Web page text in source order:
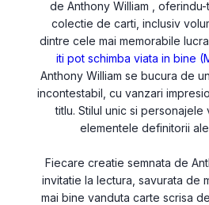
de Anthony William ,
colectie de carti, inclusiv
dintre cele mai memorabile
iti pot schimba viata in bine
Anthony William se bucura de
incontestabil, cu vanzari
titlu. Stilul unic si personajele
elementele definitorii
Fiecare creatie semnata de
invitatie la lectura, savurata de
mai bine vanduta carte scrisa